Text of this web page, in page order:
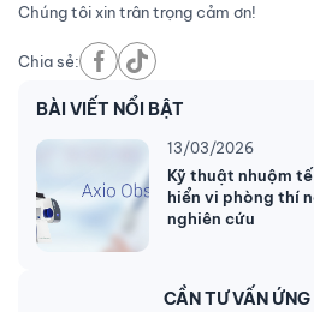
Chúng tôi xin trân trọng cảm ơn!
Chia sẻ:
BÀI VIẾT NỔI BẬT
13/03/2026
Kỹ thuật nhuộm
hiển vi phòng thí
nghiên cứu
CẦN TƯ VẤN